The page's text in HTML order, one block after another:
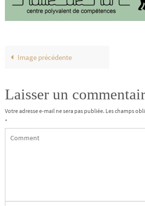
Image précédente
Laisser un
Votre adresse e-mail ne sera pas publiée. Les champs
*